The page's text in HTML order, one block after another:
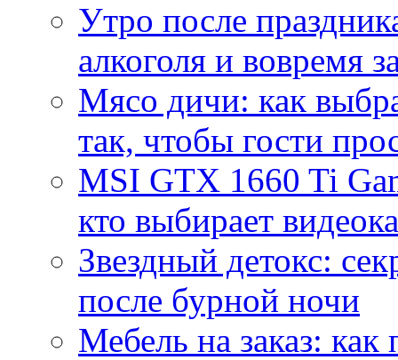
Утро после
алкоголя и вовремя
Мясо дичи: как
так, чтобы гости
MSI GTX 1660 Ti
кто выбирает
Звездный детокс:
после бурной ночи
Мебель на заказ: